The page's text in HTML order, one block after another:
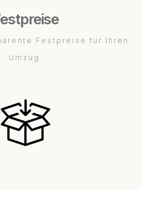
Festpreise für Ihren
Umzug.